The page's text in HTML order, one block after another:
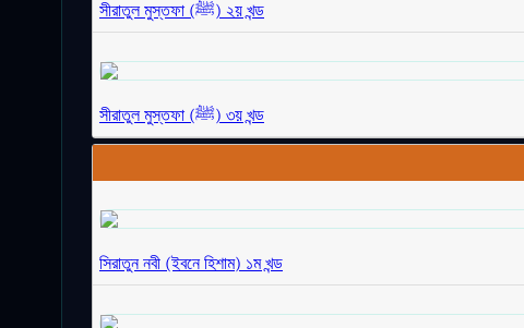
সীরাতুল মুস্তফা (ﷺ) ২য় খন্ড
সীরাতুল মুস্তফা (ﷺ) ৩য় খন্ড
সিরাতুন নবী (ইবনে হিশাম) ১ম খন্ড